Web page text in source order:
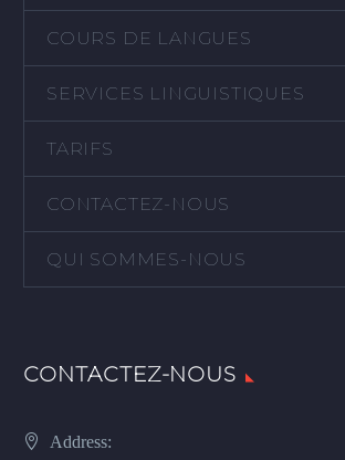
COURS DE LANGUES
SERVICES LINGUISTIQUES
TARIFS
CONTACTEZ-NOUS
QUI SOMMES-NOUS
CONTACTEZ-NOUS
Address: